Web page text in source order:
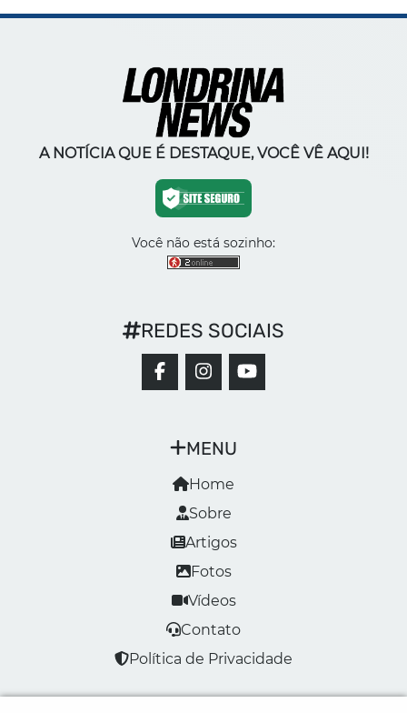
A NOTÍCIA QUE É DESTAQUE, VOCÊ VÊ AQUI!
Você não está sozinho:
MENU
Home
Sobre
Artigos
Fotos
Vídeos
Contato
Política de Privacidade
REDES SOCIAIS